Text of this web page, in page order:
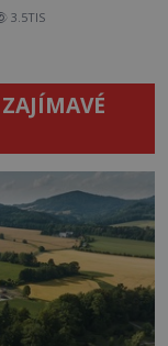
3.5TIS